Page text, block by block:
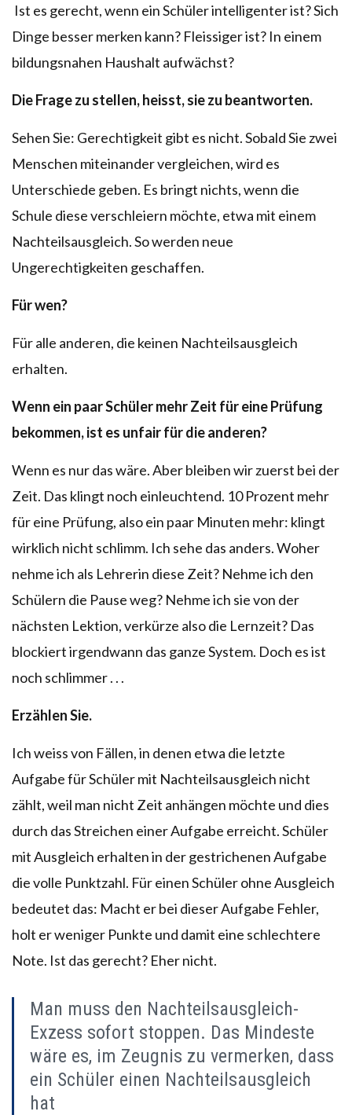
Ist es gerecht, wenn ein Schüler intelligenter ist? Sich
Dinge besser merken kann? Fleissiger ist? In einem
bildungsnahen Haushalt aufwächst?
Die Frage zu stellen, heisst, sie zu beantworten.
Sehen Sie: Gerechtigkeit gibt es nicht. Sobald Sie zwei
Menschen miteinander vergleichen, wird es
Unterschiede geben. Es bringt nichts, wenn die
Schule diese verschleiern möchte, etwa mit einem
Nachteilsausgleich. So werden neue
Ungerechtigkeiten geschaffen.
Für wen?
Für alle anderen, die keinen Nachteilsausgleich
erhalten.
Wenn ein paar Schüler mehr Zeit für eine Prüfung
bekommen, ist es unfair für die anderen?
Wenn es nur das wäre. Aber bleiben wir zuerst bei der
Zeit. Das klingt noch einleuchtend. 10 Prozent mehr
für eine Prüfung, also ein paar Minuten mehr: klingt
wirklich nicht schlimm. Ich sehe das anders. Woher
nehme ich als Lehrerin diese Zeit? Nehme ich den
Schülern die Pause weg? Nehme ich sie von der
nächsten Lektion, verkürze also die Lernzeit? Das
blockiert irgendwann das ganze System. Doch es ist
noch schlimmer . . .
Erzählen Sie.
Ich weiss von Fällen, in denen etwa die letzte
Aufgabe für Schüler mit Nachteilsausgleich nicht
zählt, weil man nicht Zeit anhängen möchte und dies
durch das Streichen einer Aufgabe erreicht. Schüler
mit Ausgleich erhalten in der gestrichenen Aufgabe
die volle Punktzahl. Für einen Schüler ohne Ausgleich
bedeutet das: Macht er bei dieser Aufgabe Fehler,
holt er weniger Punkte und damit eine schlechtere
Note. Ist das gerecht? Eher nicht.
Man muss den Nachteilsausgleich-
Exzess sofort stoppen. Das Mindeste
wäre es, im Zeugnis zu vermerken, dass
ein Schüler einen Nachteilsausgleich
hat